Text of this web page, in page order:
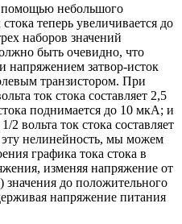
небольшого
теперь увеличивается до
наборов значений
быть очевидно, что
напряжением затвор-исток
транзистором. При
ток стока составляет 2,5
поднимается до 10 мкА; и
вольта ток стока составляет
нелинейность, мы можем
графика тока стока в
изменяя напряжение от
до положительного
напряжение питания